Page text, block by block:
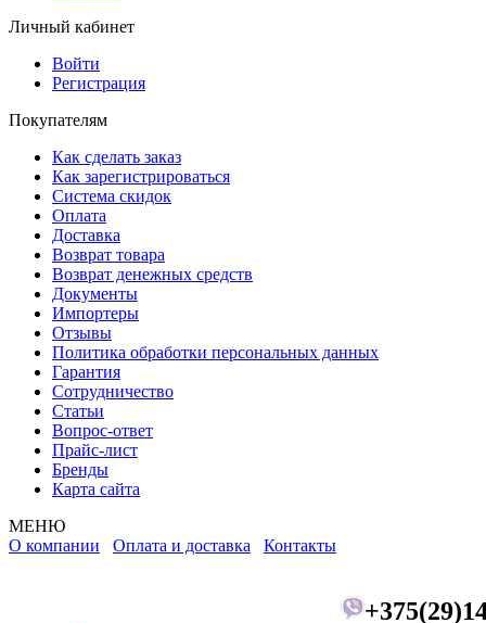
Личный кабинет
Войти
Регистрация
Покупателям
Как сделать заказ
Как зарегистрироваться
Система скидок
Оплата
Доставка
Возврат товара
Возврат денежных средств
Документы
Импортеры
Отзывы
Политика обработки персональных данных
Гарантия
Сотрудничество
Статьи
Вопрос-ответ
Прайс-лист
Бренды
Карта сайта
МЕНЮ
О компании Оплата и доставка Контакты